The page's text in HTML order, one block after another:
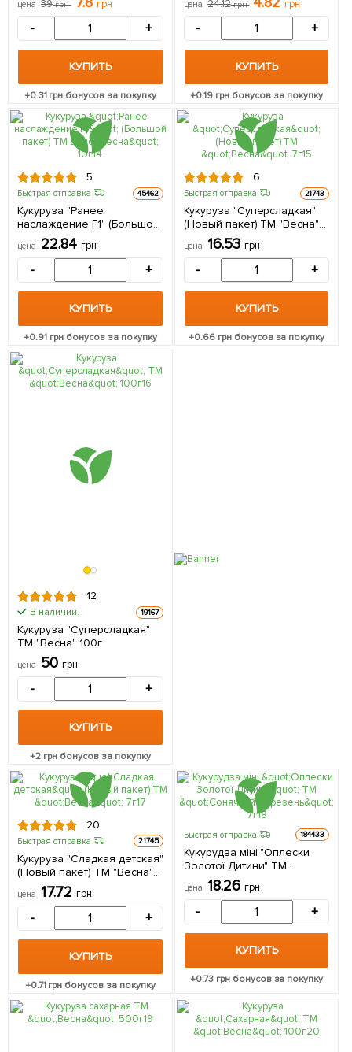
цена 39грн грн
- +
КУПИТЬ
+0.31грн бонусов за покупку
цена 24.12грн грн
- +
КУПИТЬ
+0.19 грн бонусов за покупку
5
Быстрая отправка 45462
Кукуруза "Ранее
наслаждение F1" (Большой
пакет) ТМ "Весна" 10г
цена 22.84 грн
- +
КУПИТЬ
+0.91 грн бонусов за покупку
6
Быстрая отправка 21743
Кукуруза "Суперсладкая"
(Новый пакет) ТМ "Весна"
цена 16.53 грн
- +
КУПИТЬ
+0.66грн бонусов за покупку
12
В наличии. 19167
Кукуруза "Суперсладкая"
ТМ "Весна" 100г
цена 50 грн
- +
КУПИТЬ
+2 грн бонусов за покупку
20
Быстрая отправка 21745
Кукуруза "Сладкая детская"
(Новый пакет) ТМ "Весна"
цена 17.72 грн
- +
КУПИТЬ
+0.71грн бонусов за покупку
Быстрая отправка 184433
Кукурудза міні "Оплески
Золотої Дитини" ТМ
"Сонячний березень" 7г
цена 18.26 грн
- +
КУПИТЬ
+0.73грн бонусов за покупку